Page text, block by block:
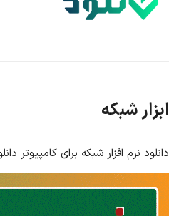
ابزار شبکه
دانلود نرم افزار شبکه برای کامپیوتر